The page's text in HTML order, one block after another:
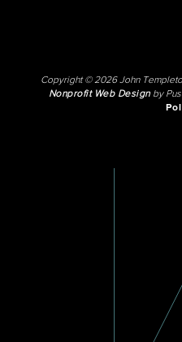
Copyright © 2026 John
Nonprofit Web Designby